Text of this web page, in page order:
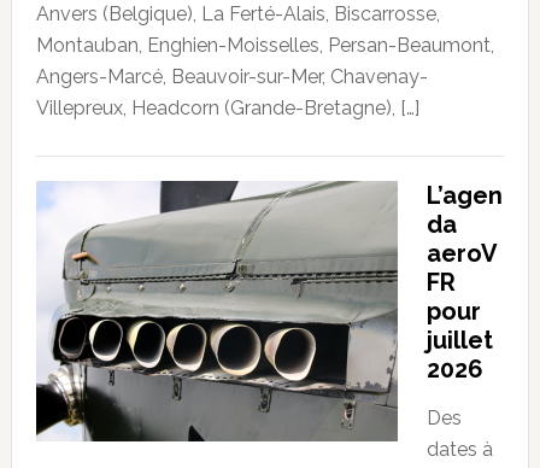
Anvers (Belgique), La Ferté-Alais, Biscarrosse,
Montauban, Enghien-Moisselles, Persan-Beaumont,
Angers-Marcé, Beauvoir-sur-Mer, Chavenay-
Villepreux, Headcorn (Grande-Bretagne), […]
L’agen
da
aeroV
FR
pour
juillet
2026
Des
dates à